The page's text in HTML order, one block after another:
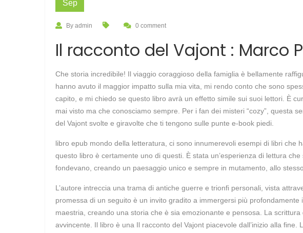
Sep
By admin 0 comment
Il racconto del Vajont : Marco
Che storia incredibile! Il viaggio coraggioso della famiglia è bellamente
hanno avuto il maggior impatto sulla mia vita, mi rendo conto che sono
capito, e mi chiedo se questo libro avrà un effetto simile sui suoi lettori. È
mai visto ma che conosciamo sempre. Per i fan dei misteri “cozy”, questa
del Vajont svolte e giravolte che ti tengono sulle punte e-book piedi.
libro epub mondo della letteratura, ci sono innumerevoli esempi di libri
questo libro è certamente uno di questi. È stata un’esperienza di lettura
fondevano, creando un paesaggio unico e sempre in mutamento, allo
L’autore intreccia una trama di antiche guerre e trionfi personali, vista
promessa di un seguito è un invito gradito a immergersi più
maestria, creando una storia che è sia emozionante e pensosa. La
avvincente. Il libro è una Il racconto del Vajont piacevole dall’inizio alla